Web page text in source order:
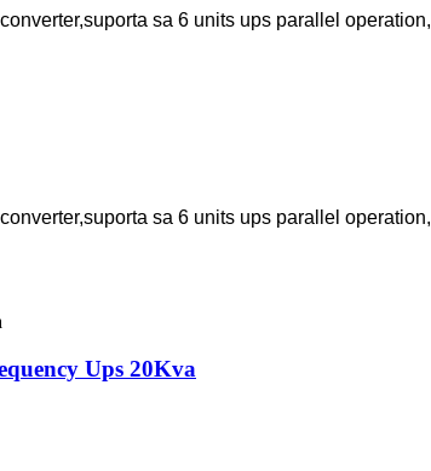
sa 6 units ups parallel
sa 6 units ups parallel
Ups 20Kva